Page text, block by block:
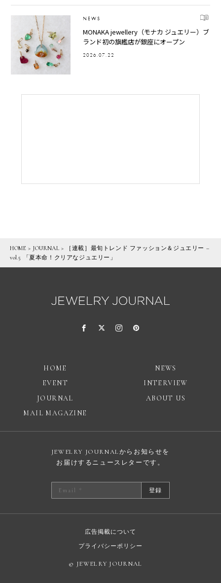
NEWS
MONAKA jewellery（モナカ ジュエリー）ブ
ランド初の旗艦店が銀座にオープン
2026.07.22
HOME > JOURNAL >
［連載］最旬トレンド ファッション＆ジュエリー –
vol.5 「夏本命！クリアなジュエリー」
HOME
NEWS
EVENT
INTERVIEW
JOURNAL
ABOUT US
MAIL MAGAZINE
JEWELRY JOURNALからお知らせを
お届けするニュースレターです。
登録
広告掲載について
プライバシーポリシー
© JEWELRY JOURNAL